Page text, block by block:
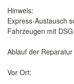
Hinweis:
Express-Austausch
Fahrzeugen mit
Ablauf der Reparatur
Vor Ort: